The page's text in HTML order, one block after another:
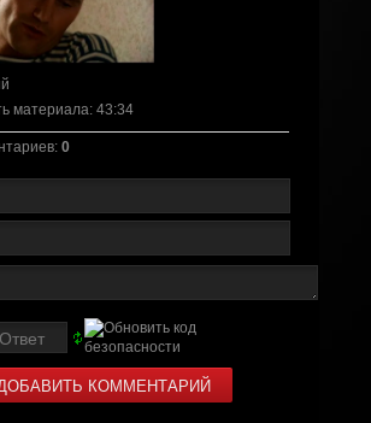
материала: 43:34
: 0